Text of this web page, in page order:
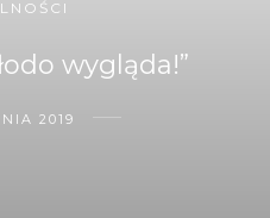
wygląda!”
2019